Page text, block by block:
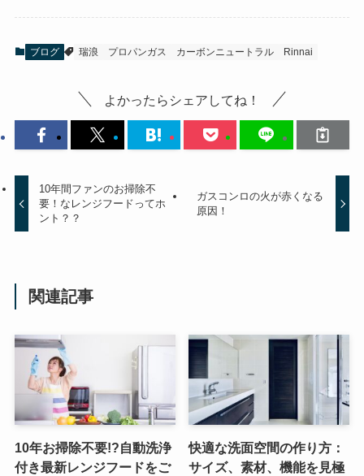
ブログ 瑞浪 プロパンガス カーボンニュートラル Rinnai
よかったらシェアしてね！
10年間ファンのお掃除不
要！なレンジフードってホ
ント？？
ガスコンロの火が赤くなる
原因！
関連記事
10年お掃除不要!?自動洗浄
付き最新レンジフードをご
快適な洗面空間の作り方：
サイズ、素材、機能を見極